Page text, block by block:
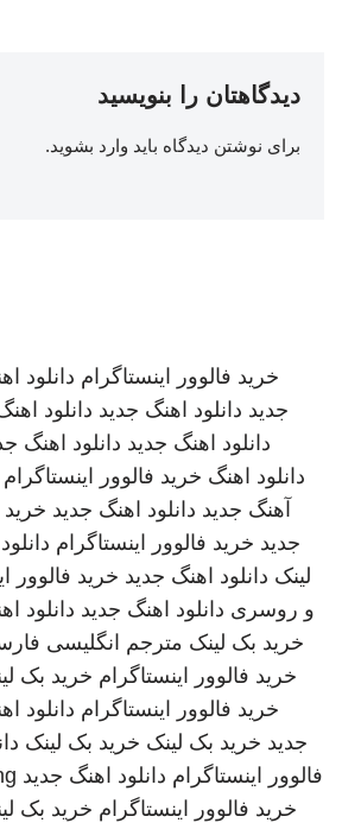
دیدگاهتان را بنویسید
برای نوشتن دیدگاه باید وارد بشوید.
خرید فالوور اینستاگرام دانلود
جدید دانلود اهنگ جدید دانلود
دانلود اهنگ جدید دانلود اهنگ
دانلود اهنگ خرید فالوور اینستاگرام
آهنگ جدید دانلود اهنگ جدید
جدید خرید فالوور اینستاگرام
لینک دانلود اهنگ جدید خرید فالوور
و روسری دانلود اهنگ جدید دانلود
خرید بک لینک مترجم انگلیسی
خرید فالوور اینستاگرام خرید بک
خرید فالوور اینستاگرام دانلود
جدید خرید بک لینک خرید بک لینک
فالوور اینستاگرام دانلود اهنگ جدید
خرید فالوور اینستاگرام خرید بک